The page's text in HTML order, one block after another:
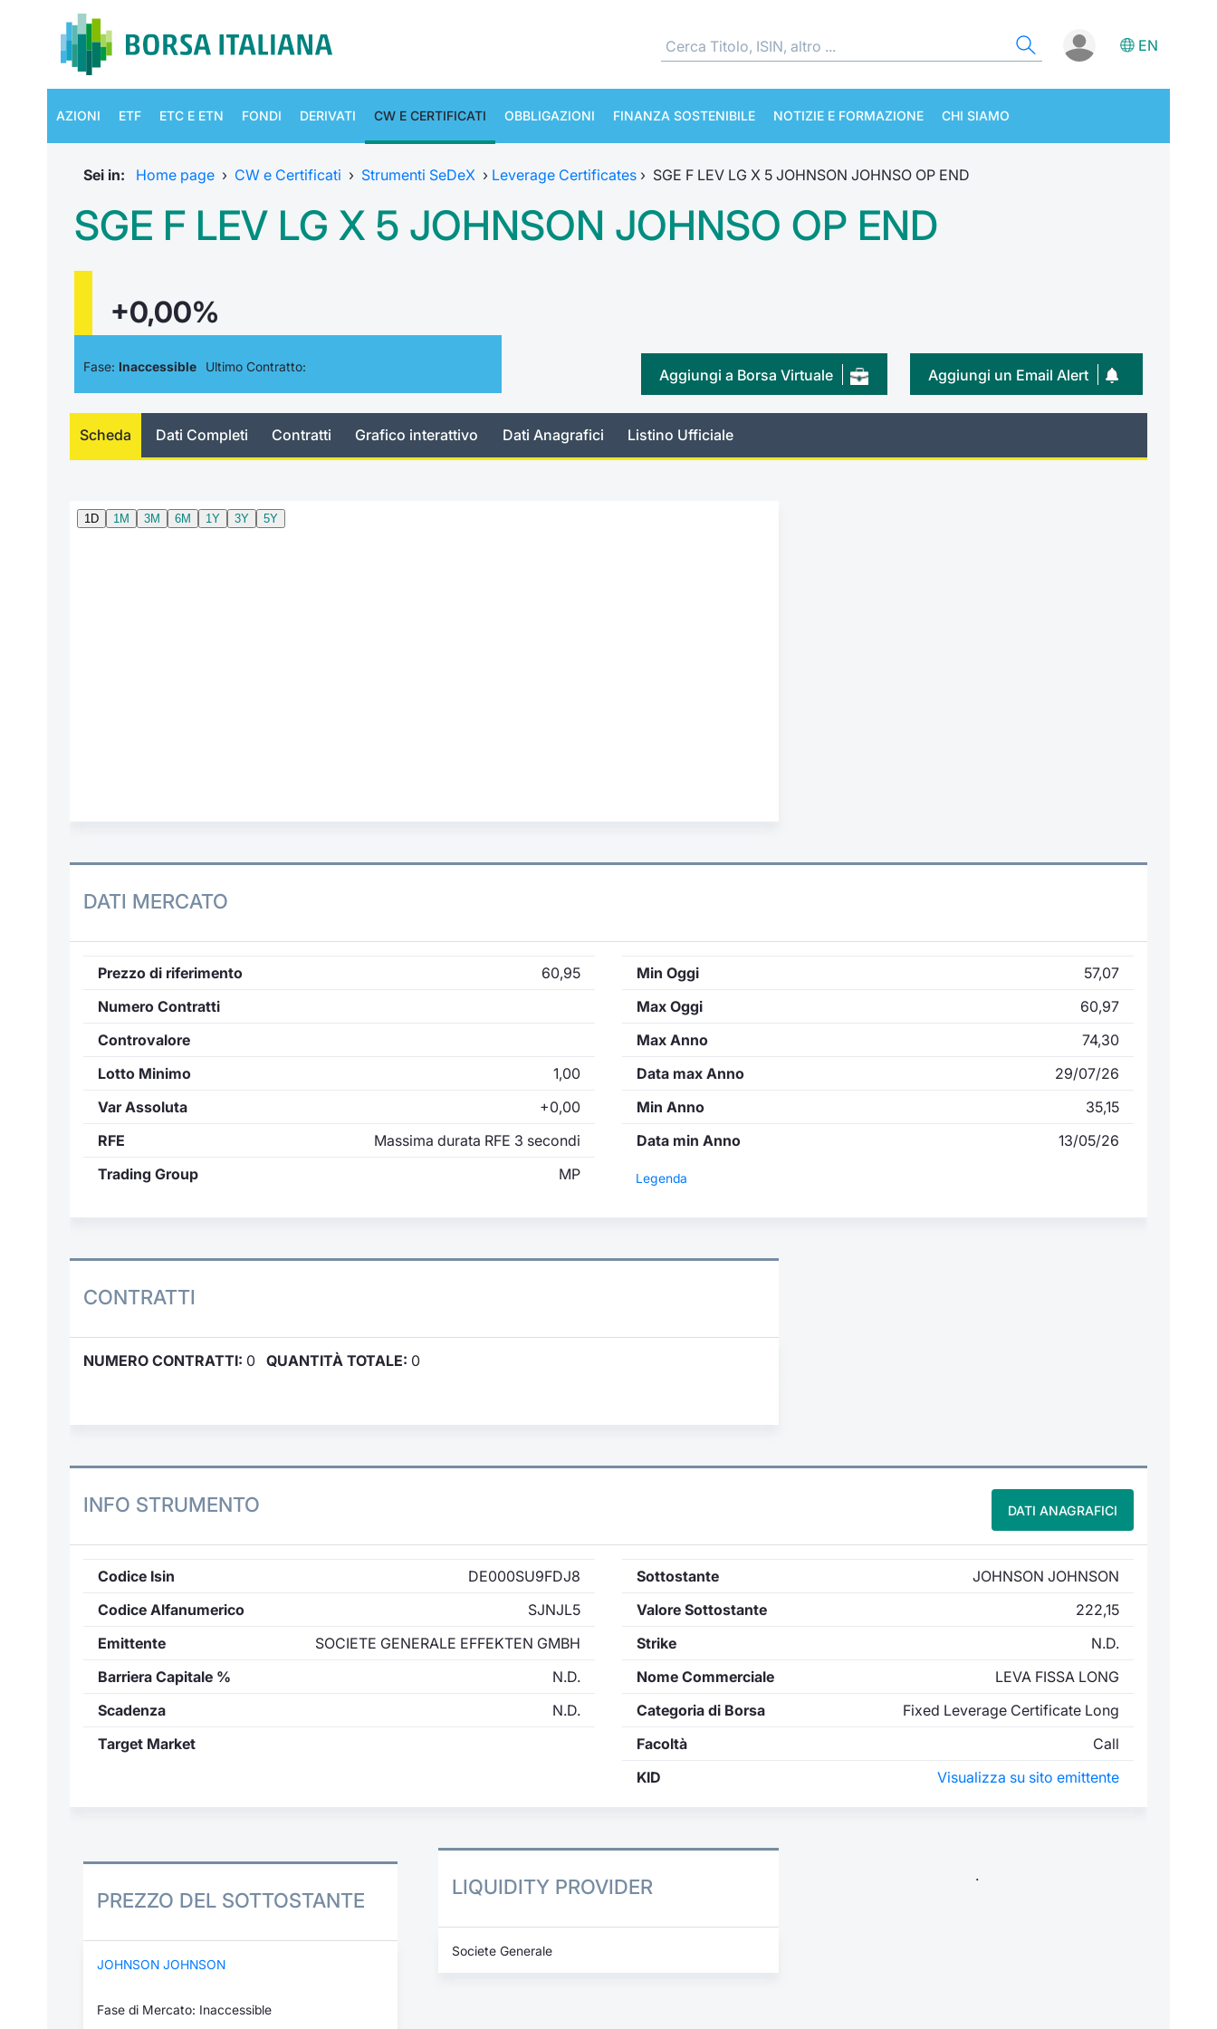
EN
AZIONI ETF ETC E ETN FONDI DERIVATI CW E CERTIFICATI OBBLIGAZIONI FINANZA SOSTENIBILE NOTIZIE E FORMAZIONE CHI SIAMO
Sei in: Home page › CW e Certificati › Strumenti SeDeX › Leverage Certificates › SGE F LEV LG X 5 JOHNSON JOHNSO OP END
SGE F LEV LG X 5 JOHNSON JOHNSO OP END
+0,00%
Fase: Inaccessible Ultimo Contratto: Aggiungi un Email Alert
Aggiungi a Borsa Virtuale
Scheda Dati Completi Contratti Grafico interattivo Dati Anagrafici Listino Ufficiale
DATI MERCATO
Prezzo di riferimento
60,95
Numero Contratti
Controvalore
Lotto Minimo
1,00
Var Assoluta
+0,00
RFE
Massima durata RFE 3 secondi
Trading Group
MP
Min Oggi
57,07
Max Oggi
60,97
Max Anno
74,30
Data max Anno
29/07/26
Min Anno
35,15
Data min Anno
13/05/26
Legenda
CONTRATTI
NUMERO CONTRATTI: 0 QUANTITÀ TOTALE: 0
INFO STRUMENTO DATI ANAGRAFICI
Codice Isin
DE000SU9FDJ8
Codice Alfanumerico
SJNJL5
Emittente
SOCIETE GENERALE EFFEKTEN GMBH
Barriera Capitale %
N.D.
Scadenza
N.D.
Target Market
Sottostante
JOHNSON JOHNSON
Valore Sottostante
222,15
Strike
N.D.
Nome Commerciale
LEVA FISSA LONG
Categoria di Borsa
Fixed Leverage Certificate Long
Facoltà
Call
KID
Visualizza su sito emittente
PREZZO DEL SOTTOSTANTE
JOHNSON JOHNSON
Fase di Mercato: Inaccessible
LIQUIDITY PROVIDER
Societe Generale
.